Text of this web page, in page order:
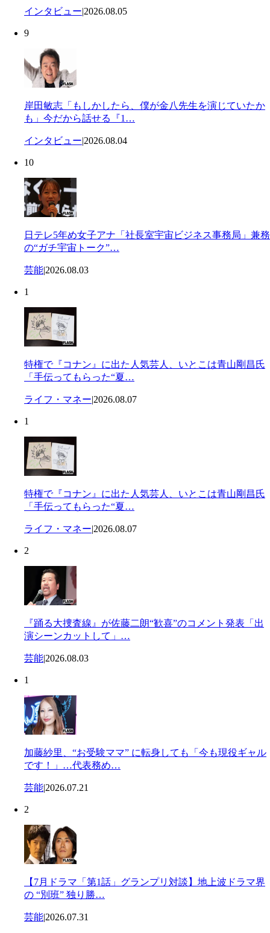
インタビュー|2026.08.05
9
岸田敏志「もしかしたら、僕が金八先生を演じていたか
も」今だから話せる『1…
インタビュー|2026.08.04
10
日テレ5年め女子アナ「社長室宇宙ビジネス事務局」兼務
の“ガチ宇宙トーク”…
芸能|2026.08.03
1
特権で『コナン』に出た人気芸人、いとこは青山剛昌氏
「手伝ってもらった“夏…
ライフ・マネー|2026.08.07
1
特権で『コナン』に出た人気芸人、いとこは青山剛昌氏
「手伝ってもらった“夏…
ライフ・マネー|2026.08.07
2
『踊る大捜査線』が佐藤二朗“歓喜”のコメント発表「出
演シーンカットして」…
芸能|2026.08.03
1
加藤紗里、“お受験ママ” に転身しても「今も現役ギャル
です！」…代表務め…
芸能|2026.07.21
2
【7月ドラマ「第1話」グランプリ対談】地上波ドラマ界
の “別班” 独り勝…
芸能|2026.07.31